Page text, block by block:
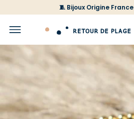
🧵 Bijoux Origine